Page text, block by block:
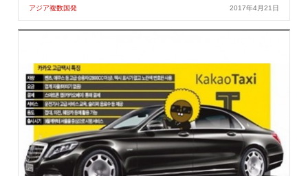
アジア複数国発 2017年4月21日